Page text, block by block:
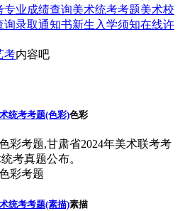
专业成绩查询美术统考考题美术校
询录取通知书新生入学须知在线许
考内容吧
统考考题(色彩)色彩
彩考题,甘肃省2024年美术联考考
考真题公布。
统考考题(素描)素描